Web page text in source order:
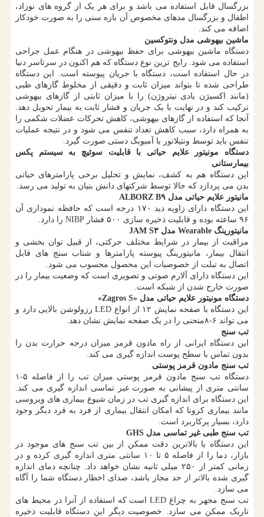
بزرگسال قابل استفاده می باشد و برای هر یک از گروه های نوزاد،
اطفال و بزرگسال مدهای مخصوص آن بازه سنی را به صورت خودکار
اضافه می کند.
ماشین بیهوشی مدل ونتوکسین
دستگاه ماشین بیهوشی برای حفظ بیهوشی در هنگام عمل جراحی
استفاده می شود. رایج ترین نوع دستگاه که هم اکنون در سرتاسر دنیا
در حال استفاده است، دستگاه با جریان پیوسته است. این دستگاه
طراحی شده تا بتواند میزان ثابت و دقیقی از مخلوط گازهای طبی
(مانند اکسیژن یادی نیتروژن) را با میزان ثابتی از گازهای بیهوشی
ترکیب کند و در نهایت با یک جریان و فشار ثابت به بیمار تحویل دهد.
آنجا که استفاده از گازهای بیهوشی، کاهش تحرکات عضلات شکمی را
به همراه دارد، سبب کاهش تعداد تنفس می شود و در نتیجه عملیات
تنفس باید توسط ونتیلاتور با آمبوبگ دستی صورت گیرد.
دستگاه مونیتور علایم حیاتی با قابلیت سوئیچ به سیستم پکس
بیمارستانی
این دستگاه هم به کشف، نمایش و تحلیل برخی پارامترهای حیاتی
بدن می پردازد که حالا توسط شرکتهای دانش بنیان به تولید می رسد.
مانیتور علایم حیاتی مدل ALBORZ B۹
این دستگاه دارای زاویه دید ۱۷۰ درجه است که حافظه نموداری آن
۹۶ ساعته بوده و قابلیت ذخیره سازی ۵۰۰ فشار NIBP را دارد.
مانیتورینگ Wearable مدل JAM S۳
مراقبت از بیمار در شرایط مختلف حرکتی، از قبیل توان بخشی و
انتقال بیمار، مانیتورینگ پیوسته پارامترها و شتاب سنج های قابل
اتصال به تبلت از خصوصیات این محصول محسوب می شود.
این دستگاه دارای آلارم صوتی و تصویری است که وضعیت بیمار را در
صورت خارج شدن از شبکه است.
دستگاه مونیتور علایم حیاتی مدل «Zagros S»
این دستگاه با صفحه نمایش ۱۲ از انواع LED رزولوشن بالایی دارد و
می تواند ۶-۸منحنی را در یک صفحه نمایش نشان دهد.
تب سنج
این دستگاه ایرانی از راه مادون قرمز میزان درجه حرارت بدن را
بدون تماس با سطح پوست اندازه گیری می کند.
تب سنج مادون قرمز پوستی
دستگاه تب سنج مادون قرمز پوستی میزان تب را از فاصله ۵-۱
سانتی متری از پیشانی به صورت غیر تماسی اندازه گیری می کند.
این دستگاه برای اندازه گیری تب در زمان شیوع بیماری های ویروسی
مانند بیماری کرونا که امکان انتقال بیماری از فرد به فرد دیگر وجود
دارد، بسیار پرکاربرد است.
تب سنج طبی غیر تماسی مدل GHS
این دستگاه با بالاترین دقت ممکن از بین تب سنج های موجود در
بازار، دما را از فاصله ۵ تا ۱۰ سانتی متری اندازه گیری کرده و در
زمانی کمتر از ۲۵۰ میلی ثانیه نشان خواهد داد. چنانچه دمای اندازه
گیری شده بالاتر از حد مجاز باشد، صدای اخطار دستگاه شما را آگاه
می سازد.
تب سنج مجهر به چراغ LED است که استفاده از آنرا در محیط های
تاریک ممکن می سازد. خصوصیت دیگر این دستگاه قابلیت ذخیره